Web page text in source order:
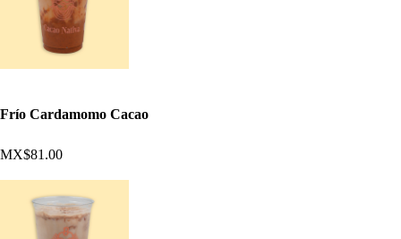
Frío Cardamomo Cacao
MX$81.00